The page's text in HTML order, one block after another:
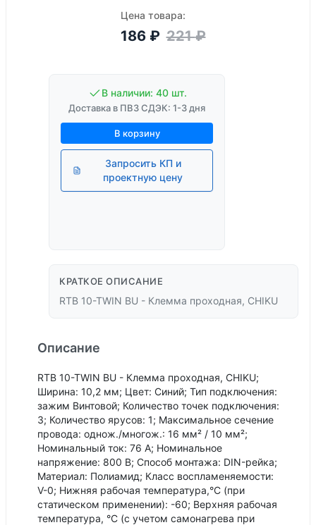
Цена товара:
186 ₽ 221₽
В наличии: 40 шт.
Доставка в ПВЗ СДЭК: 1-3 дня
В корзину
Запросить КП и
проектную цену
КРАТКОЕ ОПИСАНИЕ
RTB 10-TWIN BU - Клемма проходная, CHIKU
Описание
RTB 10-TWIN BU - Клемма проходная, CHIKU;
Ширина: 10,2 мм; Цвет: Синий; Тип подключения:
зажим Винтовой; Количество точек подключения:
3; Количество ярусов: 1; Максимальное сечение
провода: однож./многож.: 16 мм² / 10 мм²;
Номинальный ток: 76 А; Номинальное
напряжение: 800 В; Способ монтажа: DIN-рейка;
Материал: Полиамид; Класс воспламеняемости:
V-0; Нижняя рабочая температура,°С (при
статическом применении): -60; Верхняя рабочая
температура, °С (с учетом самонагрева при